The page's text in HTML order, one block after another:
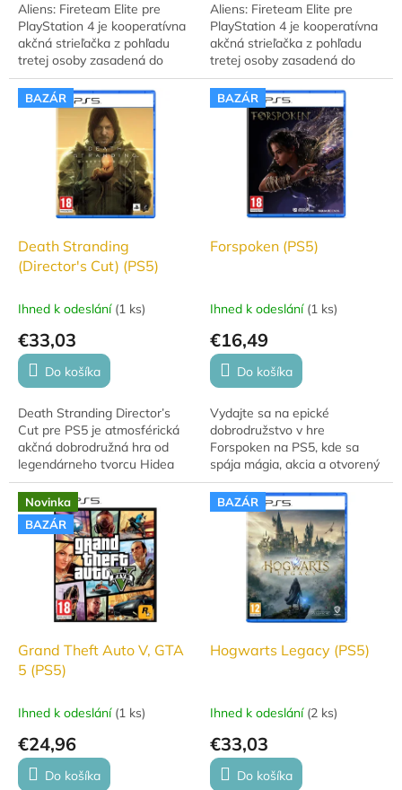
Aliens: Fireteam Elite pre
PlayStation 4 je kooperatívna
akčná strieľačka z pohľadu
tretej osoby zasadená do
slávneho sveta Votrelcov.
Postavte sa hordám
xenomorfov a odhaľte...
Aliens: Fireteam Elite pre
PlayStation 4 je kooperatívna
akčná strieľačka z pohľadu
tretej osoby zasadená do
slávneho sveta Votrelcov.
Postavte sa hordám
xenomorfov a odhaľte...
BAZÁR
Death Stranding
(Director's Cut) (PS5)
Ihned k odeslání (1 ks)
€33,03
Do košíka
Death Stranding Director’s
Cut pre PS5 je atmosférická
akčná dobrodružná hra od
legendárneho tvorcu Hidea
Kojimu, ktorá ponúka
jedinečný príbeh, otvorený
svet a vylepšený obsah...
BAZÁR
Forspoken (PS5)
Ihned k odeslání (1 ks)
€16,49
Do košíka
Vydajte sa na epické
dobrodružstvo v hre
Forspoken na PS5, kde sa
spája mágia, akcia a otvorený
svet. Táto akčná RPG hra vás
vtiahne do dynamických
súbojov a fascinujúceho...
Novinka
BAZÁR
Grand Theft Auto V, GTA
5 (PS5)
Ihned k odeslání (1 ks)
€24,96
Do košíka
BAZÁR
Hogwarts Legacy (PS5)
Ihned k odeslání (2 ks)
€33,03
Do košíka